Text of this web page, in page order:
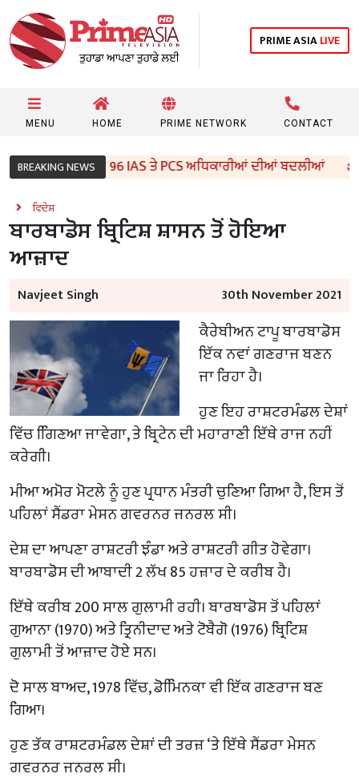
PRIME ASIALIVE
MENU HOME PRIME NETWORK CONTACT
BREAKING NEWS
ਸਰਕਾਰ ਵੱਲੋਂ 96 IAS ਤੇ PCS ਅਧਿਕਾਰੀਆਂ ਦੀਆਂ ਬਦਲੀਆਂ
ਵਿਦੇਸ਼
ਬਾਰਬਾਡੋਸ ਬ੍ਰਿਟਿਸ਼ ਸ਼ਾਸਨ ਤੋਂ ਹੋਇਆ
ਆਜ਼ਾਦ
Navjeet Singh 30th November 2021
ਕੈਰੇਬੀਅਨ ਟਾਪੂ ਬਾਰਬਾਡੋਸ
ਇੱਕ ਨਵਾਂ ਗਣਰਾਜ ਬਣਨ
ਜਾ ਰਿਹਾ ਹੈ।
ਹੁਣ ਇਹ ਰਾਸ਼ਟਰਮੰਡਲ ਦੇਸ਼ਾਂ
ਵਿੱਚ ਗਿਿਣਆ ਜਾਵੇਗਾ, ਤੇ ਬ੍ਰਿਟੇਨ ਦੀ ਮਹਾਰਾਣੀ ਇੱਥੇ ਰਾਜ ਨਹੀਂ
ਕਰੇਗੀ।
ਮੀਆ ਅਮੋਰ ਮੋਟਲੇ ਨੂੰ ਹੁਣ ਪ੍ਰਧਾਨ ਮੰਤਰੀ ਚੁਣਿਆ ਗਿਆ ਹੈ, ਇਸ ਤੋਂ
ਪਹਿਲਾਂ ਸੈਂਡਰਾ ਮੇਸਨ ਗਵਰਨਰ ਜਨਰਲ ਸੀ।
ਦੇਸ਼ ਦਾ ਆਪਣਾ ਰਾਸ਼ਟਰੀ ਝੰਡਾ ਅਤੇ ਰਾਸ਼ਟਰੀ ਗੀਤ ਹੋਵੇਗਾ।
ਬਾਰਬਾਡੋਸ ਦੀ ਆਬਾਦੀ 2 ਲੱਖ 85 ਹਜ਼ਾਰ ਦੇ ਕਰੀਬ ਹੈ।
ਇੱਥੇ ਕਰੀਬ 200 ਸਾਲ ਗੁਲਾਮੀ ਰਹੀ। ਬਾਰਬਾਡੋਸ ਤੋਂ ਪਹਿਲਾਂ
ਗੁਆਨਾ (1970) ਅਤੇ ਤ੍ਰਿਨੀਦਾਦ ਅਤੇ ਟੋਬੈਗੋ (1976) ਬ੍ਰਿਟਿਸ਼
ਗੁਲਾਮੀ ਤੋਂ ਆਜ਼ਾਦ ਹੋਏ ਸਨ।
ਦੋ ਸਾਲ ਬਾਅਦ, 1978 ਵਿੱਚ, ਡੋਮਿਿਨਕਾ ਵੀ ਇੱਕ ਗਣਰਾਜ ਬਣ
ਗਿਆ।
ਹੁਣ ਤੱਕ ਰਾਸ਼ਟਰਮੰਡਲ ਦੇਸ਼ਾਂ ਦੀ ਤਰਜ਼ ‘ਤੇ ਇੱਥੇ ਸੈਂਡਰਾ ਮੇਸਨ
ਗਵਰਨਰ ਜਨਰਲ ਸੀ।